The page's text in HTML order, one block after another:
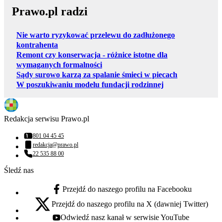
Prawo.pl radzi
Nie warto ryzykować przelewu do zadłużonego
kontrahenta
Remont czy konserwacja - różnice istotne dla
wymaganych formalności
Sądy surowo karzą za spalanie śmieci w piecach
W poszukiwaniu modelu fundacji rodzinnej
Redakcja serwisu Prawo.pl
Numer telefonu:
801 04 45 45
Adres email:
redakcja@prawo.pl
Numer telefonu:
22 535 88 00
Śledź nas
facebook - otwiera się w nowej karcie
Przejdź do naszego profilu na Facebooku
x - otwiera się w nowej karcie
Przejdź do naszego profilu na X (dawniej Twitter)
Odwiedź nasz kanał w serwisie YouTube